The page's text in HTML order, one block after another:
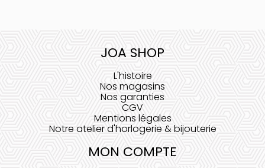
JOA SHOP
L'histoire
Nos magasins
Nos garanties
CGV
Mentions légales
Notre atelier d'horlogerie & bijouterie
MON COMPTE